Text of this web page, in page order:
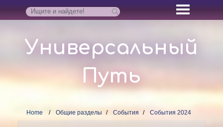
Универсальный
Путь
Home Общие разделы События События 2024